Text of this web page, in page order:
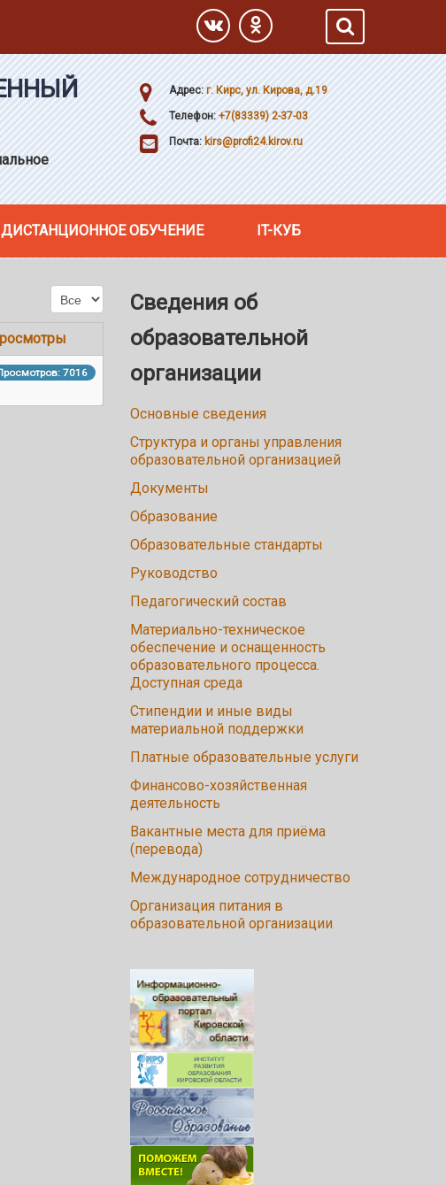
Адрес: г. Кирс, ул. Кирова, д.19
Телефон: +7(83339) 2-37-03
Почта: kirs@profi24.kirov.ru
ДИСТАНЦИОННОЕ ОБУЧЕНИЕ IT-КУБ
Кол-во строк:
7016
Сведения об
образовательной
организации
Основные сведения
Структура и органы управления
образовательной организацией
Документы
Образование
Образовательные стандарты
Руководство
Педагогический состав
Материально-техническое
обеспечение и оснащенность
образовательного процесса.
Доступная среда
Стипендии и иные виды
материальной поддержки
Платные образовательные услуги
Финансово-хозяйственная
деятельность
Вакантные места для приёма
(перевода)
Международное сотрудничество
Организация питания в
образовательной организации